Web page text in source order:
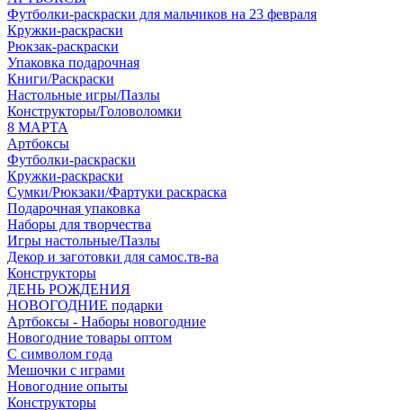
Футболки-раскраски для мальчиков на 23 февраля
Кружки-раскраски
Рюкзак-раскраски
Упаковка подарочная
Книги/Раскраски
Настольные игры/Пазлы
Конструкторы/Головоломки
8 МАРТА
Артбоксы
Футболки-раскраски
Кружки-раскраски
Сумки/Рюкзаки/Фартуки раскраска
Подарочная упаковка
Наборы для творчества
Игры настольные/Пазлы
Декор и заготовки для самос.тв-ва
Конструкторы
ДЕНЬ РОЖДЕНИЯ
НОВОГОДНИЕ подарки
Артбоксы - Наборы новогодние
Новогодние товары оптом
С символом года
Мешочки с играми
Новогодние опыты
Конструкторы